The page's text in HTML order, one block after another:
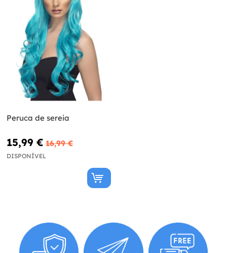
Peruca de sereia
15,99 € 16,99 €
DISPONÍVEL